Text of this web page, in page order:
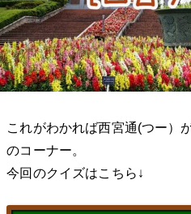
これがわかれば西宮通(つー）
のコーナー。
今回のクイズはこちら↓